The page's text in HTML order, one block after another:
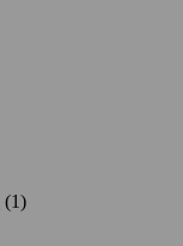
(1)